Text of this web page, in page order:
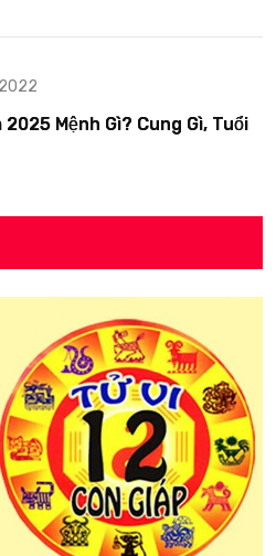
2025 Mệnh Gì? Cung Gì, Tuổi